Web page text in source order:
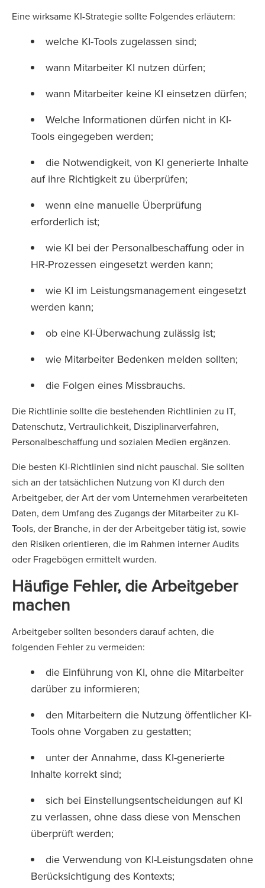
Eine wirksame KI-Strategie sollte Folgendes erläutern:
welche KI-Tools zugelassen sind;
wann Mitarbeiter KI nutzen dürfen;
wann Mitarbeiter keine KI einsetzen dürfen;
Welche Informationen dürfen nicht in KI-
Tools eingegeben werden;
die Notwendigkeit, von KI generierte Inhalte
auf ihre Richtigkeit zu überprüfen;
wenn eine manuelle Überprüfung
erforderlich ist;
wie KI bei der Personalbeschaffung oder in
HR-Prozessen eingesetzt werden kann;
wie KI im Leistungsmanagement eingesetzt
werden kann;
ob eine KI-Überwachung zulässig ist;
wie Mitarbeiter Bedenken melden sollten;
die Folgen eines Missbrauchs.
Die Richtlinie sollte die bestehenden Richtlinien zu IT,
Datenschutz, Vertraulichkeit, Disziplinarverfahren,
Personalbeschaffung und sozialen Medien ergänzen.
Die besten KI-Richtlinien sind nicht pauschal. Sie sollten
sich an der tatsächlichen Nutzung von KI durch den
Arbeitgeber, der Art der vom Unternehmen verarbeiteten
Daten, dem Umfang des Zugangs der Mitarbeiter zu KI-
Tools, der Branche, in der der Arbeitgeber tätig ist, sowie
den Risiken orientieren, die im Rahmen interner Audits
oder Fragebögen ermittelt wurden.
Häufige Fehler, die Arbeitgeber
machen
Arbeitgeber sollten besonders darauf achten, die
folgenden Fehler zu vermeiden:
die Einführung von KI, ohne die Mitarbeiter
darüber zu informieren;
den Mitarbeitern die Nutzung öffentlicher KI-
Tools ohne Vorgaben zu gestatten;
unter der Annahme, dass KI-generierte
Inhalte korrekt sind;
sich bei Einstellungsentscheidungen auf KI
zu verlassen, ohne dass diese von Menschen
überprüft werden;
die Verwendung von KI-Leistungsdaten ohne
Berücksichtigung des Kontexts;